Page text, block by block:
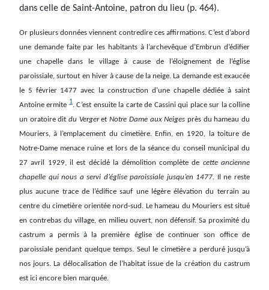
dans celle de Saint-Antoine, patron du lieu (p. 464).
Or plusieurs données viennent contredire ces affirmations. C’est d’abord
une demande faite par les habitants à l’archevêque d’Embrun d’édifier
une chapelle dans le village à cause de l’éloignement de l’église
paroissiale, surtout en hiver à cause de la neige. La demande est exaucée
le 5 février 1477 avec la construction d’une chapelle dédiée à saint
Antoine ermite 1. C’est ensuite la carte de Cassini qui place sur la colline
un oratoire ditdu VergeretNotre Dame aux Neiges près du hameau du
Mouriers, à l’emplacement du cimetière. Enfin, en 1920, la toiture de
Notre-Dame menace ruine et lors de la séance du conseil municipal du
27 avril 1929, il est décidé la démolition complète de cette ancienne
chapelle qui nous a servi d’église paroissiale jusqu’en 1477.
Il ne reste
plus aucune trace de l’édifice sauf une légère élévation du terrain au
centre du cimetière orientée nord-sud. Le hameau du Mouriers est situé
en contrebas du village, en milieu ouvert, non défensif. Sa proximité du
castrum a permis à la première église de continuer son office de
paroissiale pendant quelque temps. Seul le cimetière a perduré jusqu’à
nos jours. La délocalisation de l’habitat issue de la création du castrum
est ici encore bien marquée.